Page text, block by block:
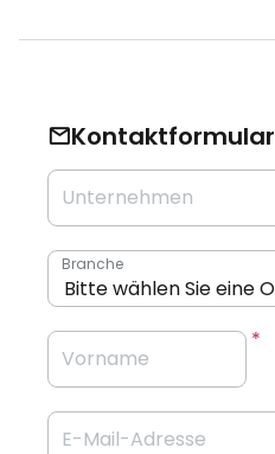
Kontaktformular
Unternehmen
Branche
Vorname
E-Mail-Adresse